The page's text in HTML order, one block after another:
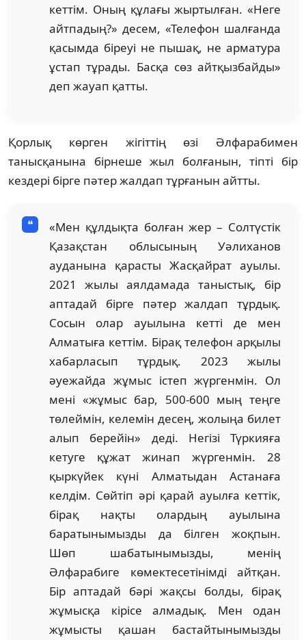
кеттім. Оның құлағы жыртылған. «Неге
айтпадың?» десем, «Телефон шалғанда
қасымда біреуі не пышақ, не арматура
ұстап тұрады. Басқа сөз айтқызбайды»
деп жауап қатты.
Қорлық көрген жігіттің өзі Әлфарабимен
танысқанына бірнеше жыл болғанын, тіпті бір
кездері бірге пәтер жалдап тұрғанын айтты.
«Мен құлдықта болған жер – Солтүстік
Қазақстан облысының Уәлиханов
ауданына қарасты Жасқайрат ауылы.
2021 жылы аялдамада таныстық, бір
аптадай бірге пәтер жалдап тұрдық.
Сосын олар ауылына кетті де мен
Алматыға кеттім. Бірақ телефон арқылы
хабарласып тұрдық. 2023 жылы
әуежайда жұмыс істеп жүргенмін. Ол
мені «жұмыс бар, 500-600 мың теңге
төлеймін, келемін десең, жолыңа билет
алып берейін» деді. Негізі Түркияға
кетуге құжат жинап жүргенмін. 28
қыркүйек күні Алматыдан Астанаға
келдім. Сөйтіп әрі қарай ауылға кеттік,
бірақ нақты олардың ауылына
баратынымызды да білген жоқпын.
Шөп шабатынымызды, менің
Әлфарабиге көмектесетінімді айтқан.
Бір аптадай бәрі жақсы болды, бірақ
жұмысқа кірісе алмадық. Мен одан
жұмысты қашан бастайтынымызды